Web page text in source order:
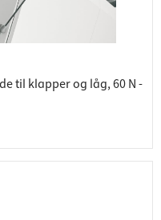
til klapper og låg, 60 N -